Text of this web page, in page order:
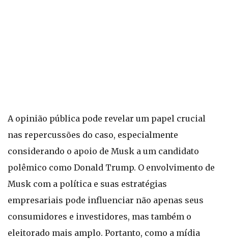
A opinião pública pode revelar um papel crucial
nas repercussões do caso, especialmente
considerando o apoio de Musk a um candidato
polêmico como Donald Trump. O envolvimento de
Musk com a política e suas estratégias
empresariais pode influenciar não apenas seus
consumidores e investidores, mas também o
eleitorado mais amplo. Portanto, como a mídia